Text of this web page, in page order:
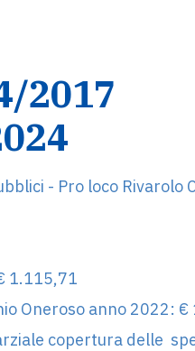
2017
- Pro loco Rivarolo
1.115,71
Oneroso anno 2022:
copertura delle